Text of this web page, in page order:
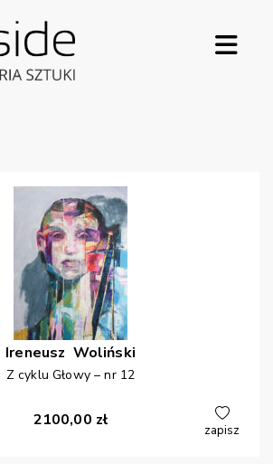
Ireneusz Woliński
Z cyklu Głowy – nr 12
2100,00 zł
zapisz